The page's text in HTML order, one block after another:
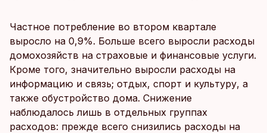
Частное потребление во втором квартале
выросло на 0,9%. Больше всего выросли расходы
домохозяйств на страховые и финансовые услуги.
Кроме того, значительно выросли расходы на
информацию и связь; отдых, спорт и культуру, а
также обустройство дома. Снижение
наблюдалось лишь в отдельных группах
расходов: прежде всего снизились расходы на